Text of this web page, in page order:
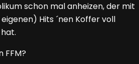
schon mal anheizen, der mit
Hits ´nen Koffer voll
FFM?